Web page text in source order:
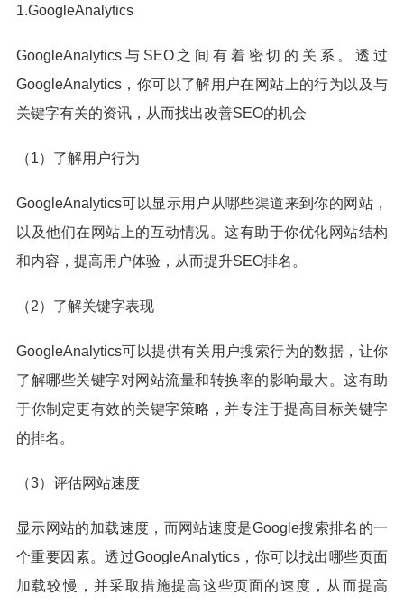
1.GoogleAnalytics
GoogleAnalytics与SEO之间有着密切的关系。透过
GoogleAnalytics，你可以了解用户在网站上的行为以及与
关键字有关的资讯，从而找出改善SEO的机会
（1）了解用户行为
GoogleAnalytics可以显示用户从哪些渠道来到你的网站，
以及他们在网站上的互动情况。这有助于你优化网站结构
和内容，提高用户体验，从而提升SEO排名。
（2）了解关键字表现
GoogleAnalytics可以提供有关用户搜索行为的数据，让你
了解哪些关键字对网站流量和转换率的影响最大。这有助
于你制定更有效的关键字策略，并专注于提高目标关键字
的排名。
（3）评估网站速度
显示网站的加载速度，而网站速度是Google搜索排名的一
个重要因素。透过GoogleAnalytics，你可以找出哪些页面
加载较慢，并采取措施提高这些页面的速度，从而提高